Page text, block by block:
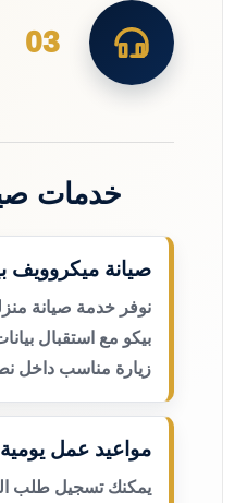
03
خدمات
صيانة ميكروويف
نوفر خدمة صيانة
بيكو مع استقبال
زيارة مناسب داخل
مواعيد عمل يومية
يمكنك تسجيل طلب